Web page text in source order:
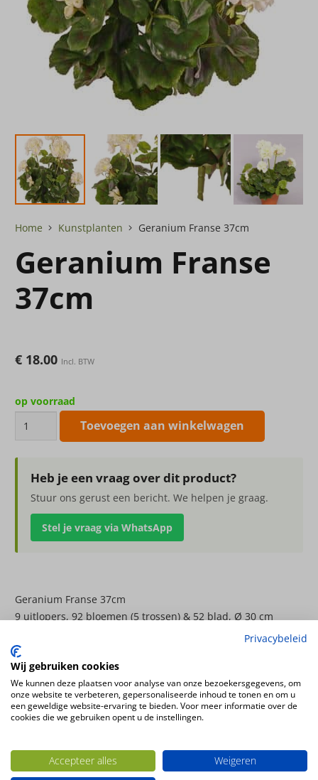
Home Kunstplanten Geranium Franse 37cm
Geranium Franse
37cm
€ 18.00 Incl. BTW
op voorraad
Geranium
37cm
aantal
Toevoegen aan winkelwagen
Heb je een vraag over dit product?
Stuur ons gerust een bericht. We helpen je graag.
Stel je vraag via WhatsApp
Geranium Franse 37cm
9 uitlopers, 92 bloemen (5 trossen) & 52 blad, Ø 30 cm
Hoogte
37cm
Kleur
wit – creme
Bloemsoort
Productconfiguratie
Staande kunstplant
Privacybeleid
Wij gebruiken cookies
We kunnen deze plaatsen voor analyse van onze bezoekersgegevens, om
onze website te verbeteren, gepersonaliseerde inhoud te tonen en om u
een geweldige website-ervaring te bieden. Voor meer informatie over de
cookies die we gebruiken opent u de instellingen.
Accepteer alles
Weigeren